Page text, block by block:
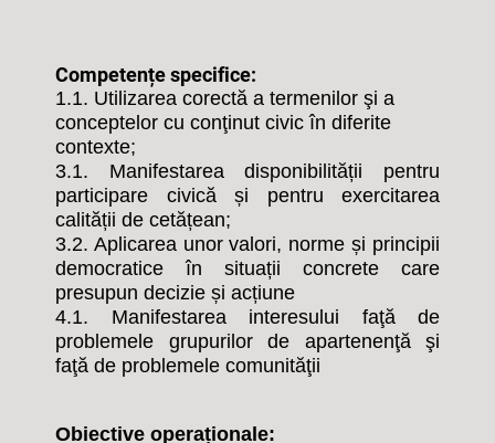
Competențe specifice:
1.1. Utilizarea corectă a termenilor şi a
conceptelor cu conţinut civic în diferite
contexte;
3.1. Manifestarea disponibilității pentru
participare civică și pentru exercitarea
calității de cetățean;
3.2. Aplicarea unor valori, norme și principii
democratice în situații concrete care
presupun decizie și acțiune
4.1. Manifestarea interesului faţă de
problemele grupurilor de apartenenţă şi
faţă de problemele comunităţii
Obiective operaționale: